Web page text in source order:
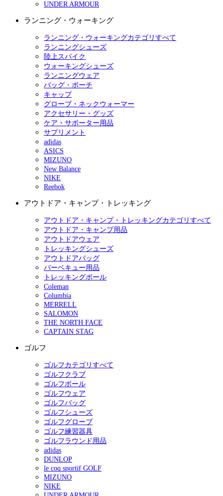
UNDER ARMOUR
ランニング・ウォーキング
ランニング・ウォーキングカテゴリすべて
ランニングシューズ
陸上スパイク
ウォーキングシューズ
ランニングウェア
バッグ・ポーチ
キャップ
グローブ・ネックウォーマー
アクセサリー・グッズ
ケア・サポーター用品
サプリメント
adidas
ASICS
MIZUNO
New Balance
NIKE
Reebok
アウトドア・キャンプ・トレッキング
アウトドア・キャンプ・トレッキングカテゴリすべて
アウトドア・キャンプ用品
アウトドアウェア
トレッキングシューズ
アウトドアバッグ
バーベキュー用品
トレッキングポール
Coleman
Columbia
MERRELL
SALOMON
THE NORTH FACE
CAPTAIN STAG
ゴルフ
ゴルフカテゴリすべて
ゴルフクラブ
ゴルフボール
ゴルフウェア
ゴルフバッグ
ゴルフシューズ
ゴルフグローブ
ゴルフ練習器具
ゴルフラウンド用品
adidas
DUNLOP
le coq sportif GOLF
MIZUNO
NIKE